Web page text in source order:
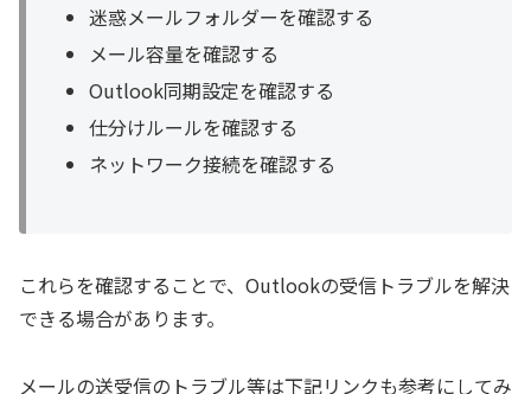
迷惑メールフォルダーを確認する
メール容量を確認する
Outlook同期設定を確認する
仕分けルールを確認する
ネットワーク接続を確認する
これらを確認することで、Outlookの受信トラブルを解決
できる場合があります。
メールの送受信のトラブル等は下記リンクも参考にしてみ